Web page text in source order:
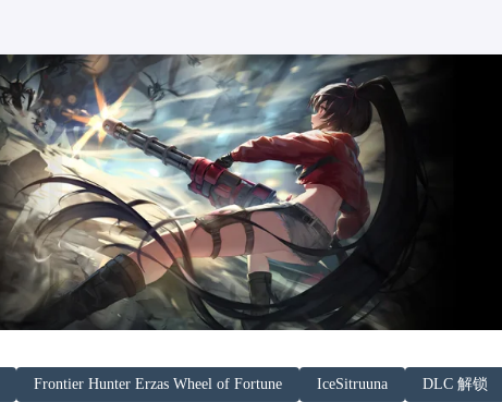
Frontier Hunter Erzas Wheel of Fortune IceSitruuna DLC 解锁